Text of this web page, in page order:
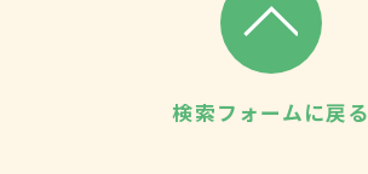
検索フォームに戻る